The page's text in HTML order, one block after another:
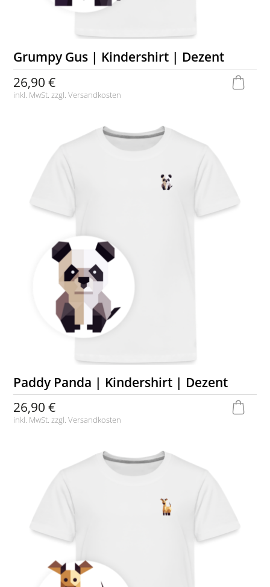
Grumpy Gus | Kindershirt | Dezent
26,90 €
inkl. MwSt. zzgl.Versandkosten
Paddy Panda | Kindershirt | Dezent
26,90 €
inkl. MwSt. zzgl.Versandkosten